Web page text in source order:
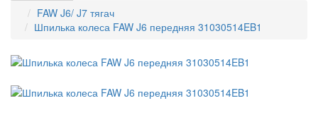
FAW J6/ J7 тягач
Шпилька колеса FAW J6 передняя 31030514EB1